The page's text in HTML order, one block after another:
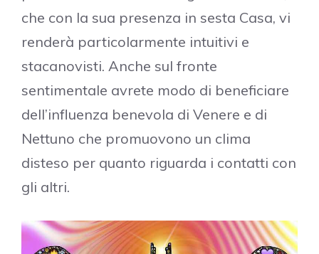
che con la sua presenza in sesta Casa, vi
renderà particolarmente intuitivi e
stacanovisti. Anche sul fronte
sentimentale avrete modo di beneficiare
dell’influenza benevola di Venere e di
Nettuno che promuovono un clima
disteso per quanto riguarda i contatti con
gli altri.